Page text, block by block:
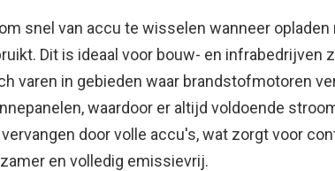
snel van accu te wisselen wanneer
Dit is ideaal voor bouw- en infrabedrijven
varen in gebieden waar brandstofmotoren
waardoor er altijd voldoende
door volle accu's, wat zorgt voor
en volledig emissievrij.